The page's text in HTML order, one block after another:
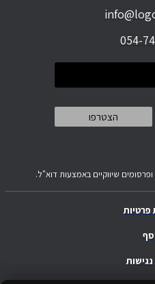
054-
פרטיות
שיווקיים באמצעות דוא"ל.